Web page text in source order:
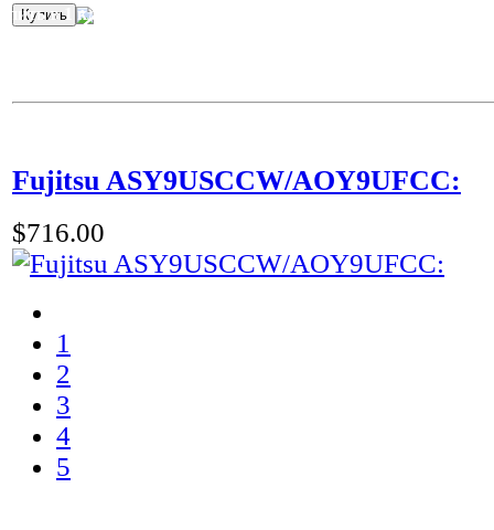
в 1 клик
Fujitsu ASY9USCCW/AOY9UFCC:
$716.00
1
2
3
4
5